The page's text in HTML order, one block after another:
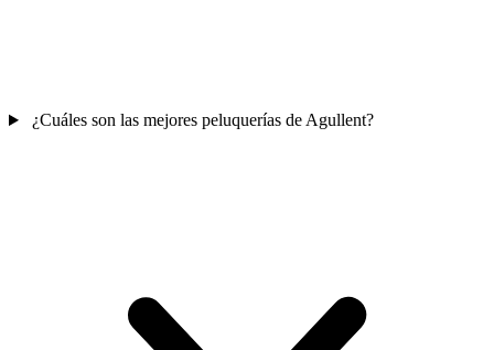
¿Cuáles son las mejores peluquerías de Agullent?